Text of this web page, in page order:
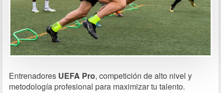
Entrenadores UEFA Pro, competición de alto nivel y
metodología profesional para maximizar tu talento.